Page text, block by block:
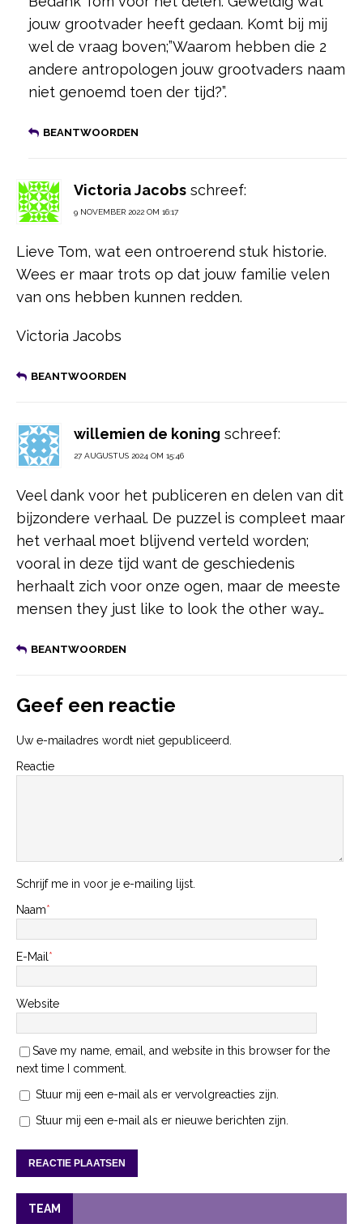
jouw grootvader heeft gedaan. Komt bij mij
wel de vraag boven;”Waarom hebben die 2
andere antropologen jouw grootvaders naam
niet genoemd toen der tijd?”.
BEANTWOORDEN
Victoria Jacobs schreef:
9 NOVEMBER 2022 OM 16:17
Lieve Tom, wat een ontroerend stuk historie.
Wees er maar trots op dat jouw familie velen
van ons hebben kunnen redden.
Victoria Jacobs
BEANTWOORDEN
willemien de koning schreef:
27 AUGUSTUS 2024 OM 15:46
Veel dank voor het publiceren en delen van dit
bijzondere verhaal. De puzzel is compleet maar
het verhaal moet blijvend verteld worden;
vooral in deze tijd want de geschiedenis
herhaalt zich voor onze ogen, maar de meeste
mensen they just like to look the other way…
BEANTWOORDEN
Geef een reactie
Uw e-mailadres wordt niet gepubliceerd.
Reactie
Schrijf me in voor je e-mailing lijst.
Naam*
E-Mail*
Website
Save my name, email, and website in this browser for the
next time I comment.
Stuur mij een e-mail als er vervolgreacties zijn.
Stuur mij een e-mail als er nieuwe berichten zijn.
TEAM